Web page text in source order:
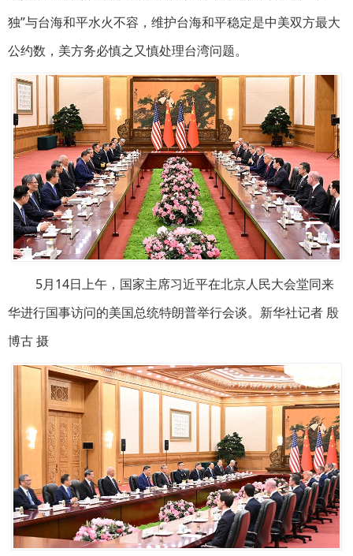
独”与台海和平水火不容，维护台海和平稳定是中美双方最大
公约数，美方务必慎之又慎处理台湾问题。
5月14日上午，国家主席习近平在北京人民大会堂同来
华进行国事访问的美国总统特朗普举行会谈。新华社记者 殷
博古 摄